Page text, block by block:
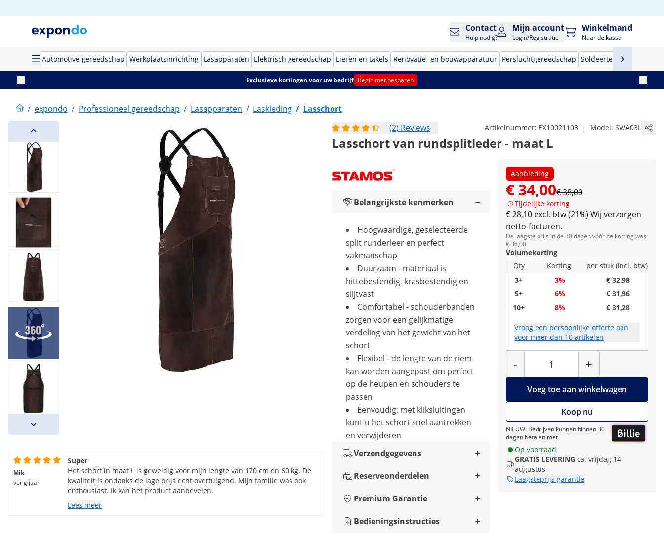
Contact
Hulp nodig?
Mijn account
Login/Registratie
Winkelmand
Naar de kassa
Automotive gereedschap Werkplaatsinrichting Lasapparaten Elektrisch gereedschap Lieren en takels Renovatie- en bouwapparatuur Persluchtgereedschap Soldeertechniek
Exclusieve kortingen voor uw bedrijf Begin met besparen
/ expondo / Professioneel gereedschap / Lasapparaten / Laskleding / Lasschort
(2) Reviews
Artikelnummer: EX10021103 | Model: SWA03L
Lasschort van rundsplitleder - maat L
Aanbieding
€ 34,00€ 38,00
Tijdelijke korting
€ 28,10 excl. btw (21%) Wij verzorgen
netto-facturen.
De laagste prijs in de 30 dagen vóór de korting was:
€ 38,00
Volumekorting
Qty
Korting
per stuk (incl. btw)
3+
3%
€ 32,98
5+
6%
€ 31,96
10+
8% € 31,28
Vraag een persoonlijke offerte aan
voor meer dan 10 artikelen
-
Hoeveelheid
+
Voeg toe aan winkelwagen
Koop nu
NIEUW: Bedrijven kunnen binnen 30
dagen betalen met
Op voorraad
GRATIS LEVERING ca. vrijdag 14
augustus
Laagsteprijs garantie
Belangrijkste kenmerken
Hoogwaardige, geselecteerde
split runderleer en perfect
vakmanschap
Duurzaam - materiaal is
hittebestendig, krasbestendig en
slijtvast
Comfortabel - schouderbanden
zorgen voor een gelijkmatige
verdeling van het gewicht van het
schort
Flexibel - de lengte van de riem
kan worden aangepast om perfect
op de heupen en schouders te
passen
Eenvoudig: met kliksluitingen
kunt u het schort snel aantrekken
en verwijderen
Verzendgegevens
Reserveonderdelen
Premium Garantie
Bedieningsinstructies
Mik
vorig jaar
Super
Het schort in maat L is geweldig voor mijn lengte van 170 cm en 60 kg. De
kwaliteit is ondanks de lage prijs echt overtuigend. Mijn familie was ook
enthousiast. Ik kan het product aanbevelen.
Lees meer